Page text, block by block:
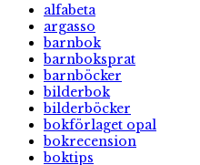
alfabeta
argasso
barnbok
barnboksprat
barnböcker
bilderbok
bilderböcker
bokförlaget opal
bokrecension
boktips